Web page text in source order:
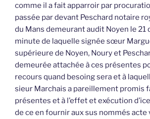
comme il a fait apparroir par
passée par devant Peschard notaire
du Mans demeurant audit Noyen le 21
minute de laquelle signée sœur
supérieure de Noyen, Noury et
demeurée attachée à ces présentes
recours quand besoing sera et à
sieur Marchais a pareillement promis
présentes et à l’effet et exécution
de ce en fournir aux sus nommés acte